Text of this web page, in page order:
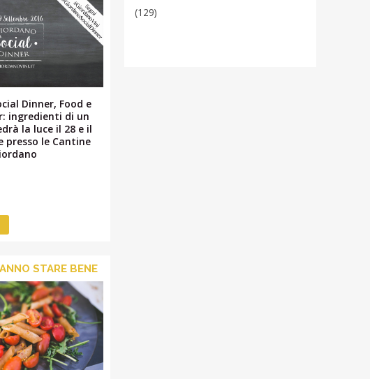
Dinner, Food e
ingredienti di un
la luce il 28 e il
presso le Cantine
STARE BENE
(129)